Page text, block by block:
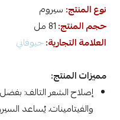
نوع المنتج: سيروم
حجم المنتج:81 مل
العلامة التجارية:جيوفاني
مميزات المنتج:
إصلاح الشعر التالف:
والفيتامينات، يُساعد